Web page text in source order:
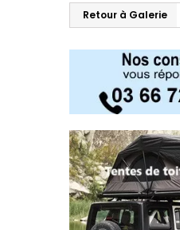
Retour à Galerie